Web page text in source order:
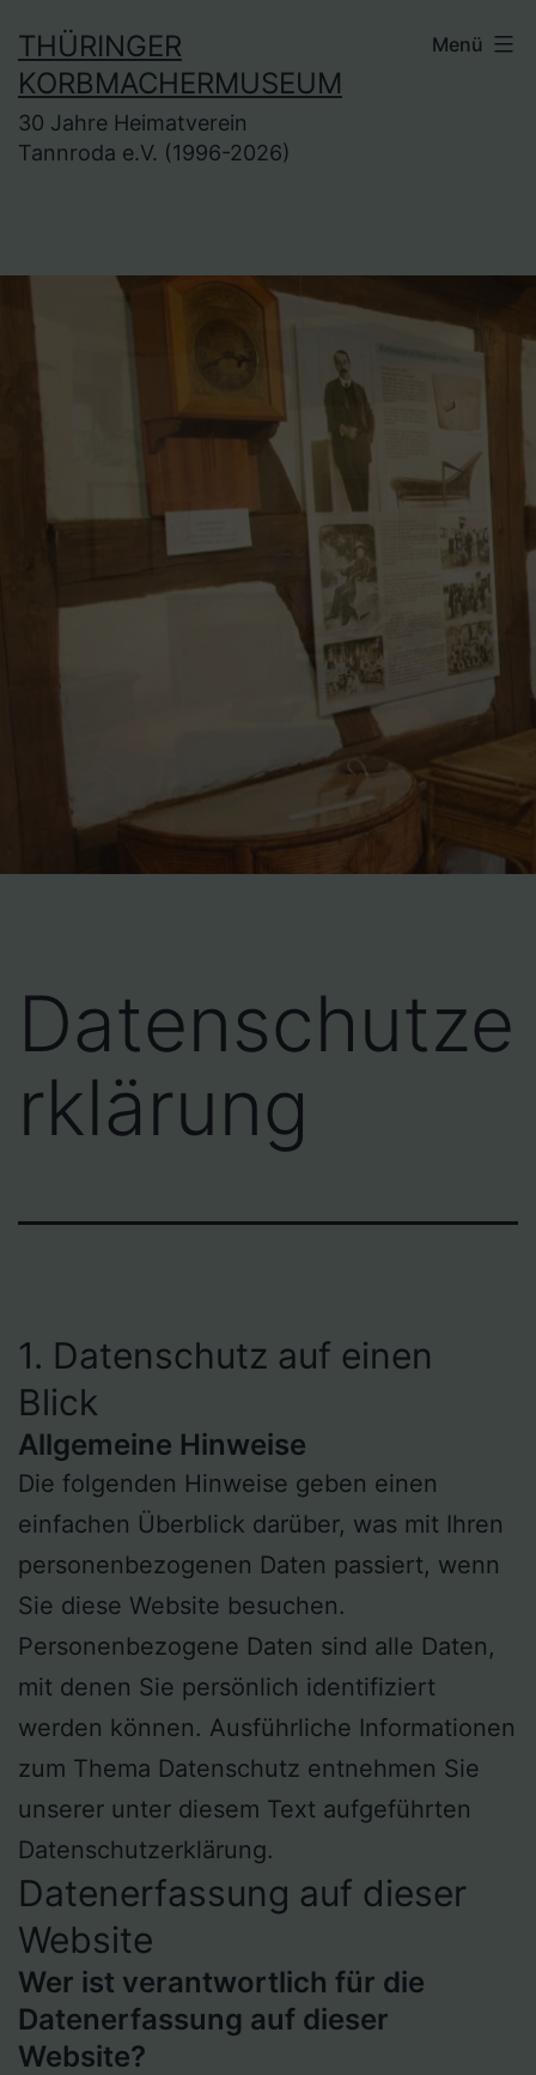
Inhalt
springen
THÜRINGER
KORBMACHERMUSEUM
30 Jahre Heimatverein
Tannroda e.V. (1996-2026)
Menü
Datenschutze
rklärung
1. Datenschutz auf einen
Blick
Allgemeine Hinweise
Die folgenden Hinweise geben einen
einfachen Überblick darüber, was mit Ihren
personenbezogenen Daten passiert, wenn
Sie diese Website besuchen.
Personenbezogene Daten sind alle Daten,
mit denen Sie persönlich identifiziert
werden können. Ausführliche Informationen
zum Thema Datenschutz entnehmen Sie
unserer unter diesem Text aufgeführten
Datenschutzerklärung.
Datenerfassung auf dieser
Website
Wer ist verantwortlich für die
Datenerfassung auf dieser
Website?